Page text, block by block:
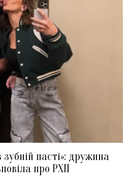
зубній пасті»: дружина
про РХП